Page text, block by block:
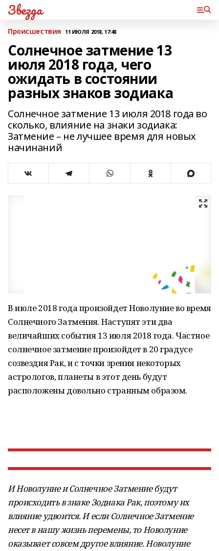
Звезда
Происшествия 11 ИЮЛЯ 2018, 17:48
Солнечное затмение 13
июля 2018 года, чего
ожидать в состоянии
разных знаков зодиака
Солнечное затмение 13 июля 2018 года во
сколько, влияние на знаки зодиака:
Затмение – не лучшее время для новых
начинаний
В июле 2018 года произойдет Новолуние во время
Солнечного Затмения. Наступят эти два
величайших события 13 июля 2018 года. Частное
солнечное затмение произойдет в 20 градусе
созвездия Рак, и с точки зрения некоторых
астрологов, планеты в этот день будут
расположены довольно странным образом.
И Новолуние и Солнечное Затмение будут
происходить в знаке Зодиака Рак, поэтому их
влияние удвоится. И если Солнечное Затмение
несет в нашу жизнь перемены, то Новолуние
оказывает совсем другое влияние. Новолуние